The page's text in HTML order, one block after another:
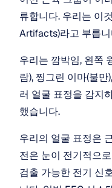
류합니다. 우리는 이
Artifacts)라고 부릅
우리는 깜박임, 왼쪽
람), 찡그린 이마(불
러 얼굴 표정을 감지
했습니다.
우리의 얼굴 표정은
전은 눈이 전기적으
검출 가능한 전기 신